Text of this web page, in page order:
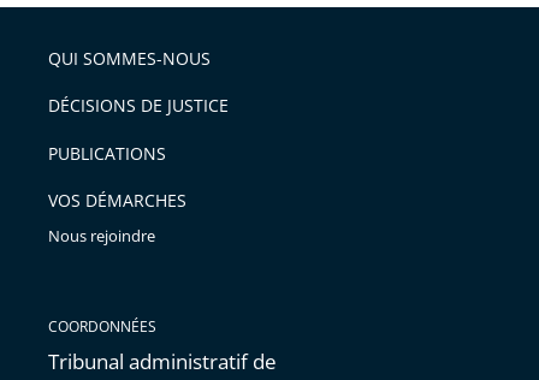
arriver
après
l'article
pour
avant
QUI SOMMES-NOUS
DÉCISIONS DE JUSTICE
PUBLICATIONS
VOS DÉMARCHES
Nous rejoindre
COORDONNÉES
Tribunal administratif de